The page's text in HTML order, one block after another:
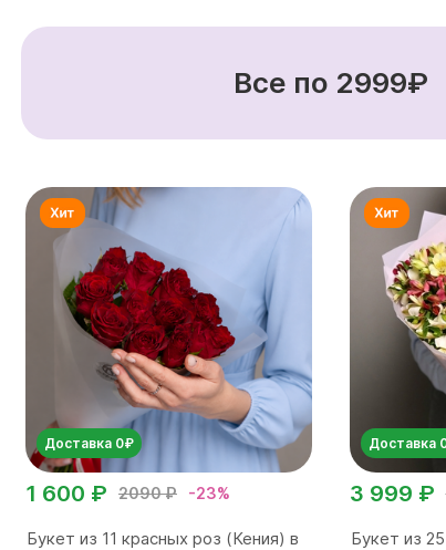
Все по 2999₽
Доставка 0₽
2090 ₽ -23%
1 600 ₽
Букет из 11 красных роз (Кения) в
Доставка
3 999 ₽
Букет из